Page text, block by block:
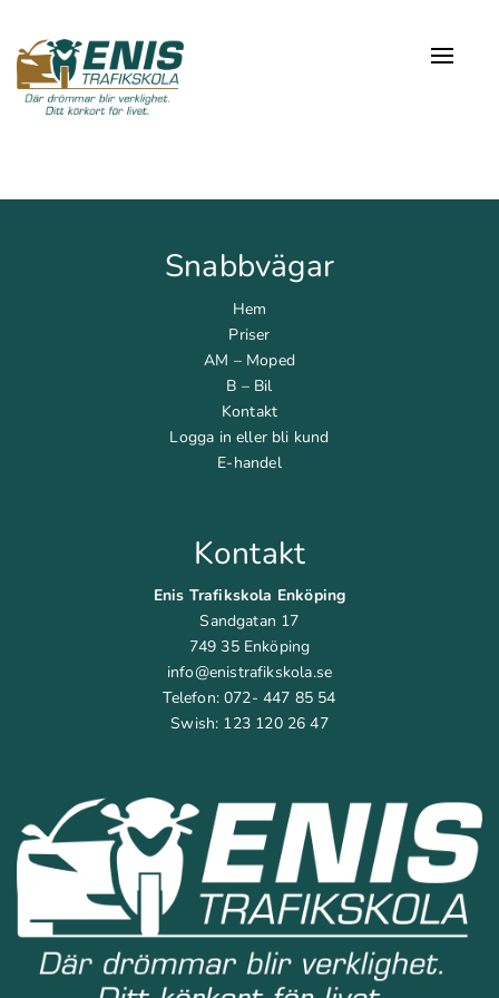
Snabbvägar
Hem
Priser
AM – Moped
B – Bil
Kontakt
Logga in eller bli kund
E-handel
Kontakt
Enis Trafikskola Enköping
Sandgatan 17
749 35 Enköping
info@enistrafikskola.se
Telefon: 072- 447 85 54
Swish: 123 120 26 47